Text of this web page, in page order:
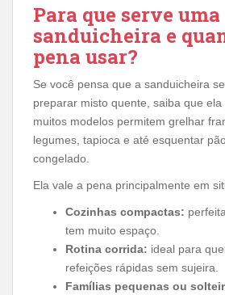
Para que serve uma
sanduicheira e
pena usar?
Se você pensa que a sanduicheira
preparar misto quente, saiba que ela
muitos modelos permitem grelhar
legumes, tapioca e até esquentar
congelado.
Ela vale a pena principalmente em
Cozinhas compactas:
tem muito espaço.
Rotina corrida: ideal para
refeições rápidas sem sujeira.
Famílias pequenas ou